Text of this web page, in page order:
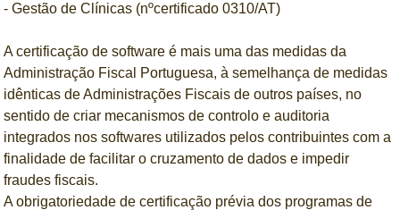
- Gestão de Clínicas (nºcertificado 0310/AT)
A certificação de software é mais uma das medidas da
Administração Fiscal Portuguesa, à semelhança de medidas
idênticas de Administrações Fiscais de outros países, no
sentido de criar mecanismos de controlo e auditoria
integrados nos softwares utilizados pelos contribuintes com a
finalidade de facilitar o cruzamento de dados e impedir
fraudes fiscais.
A obrigatoriedade de certificação prévia dos programas de